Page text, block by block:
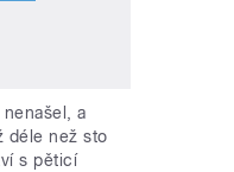
a
déle než sto
s pěticí